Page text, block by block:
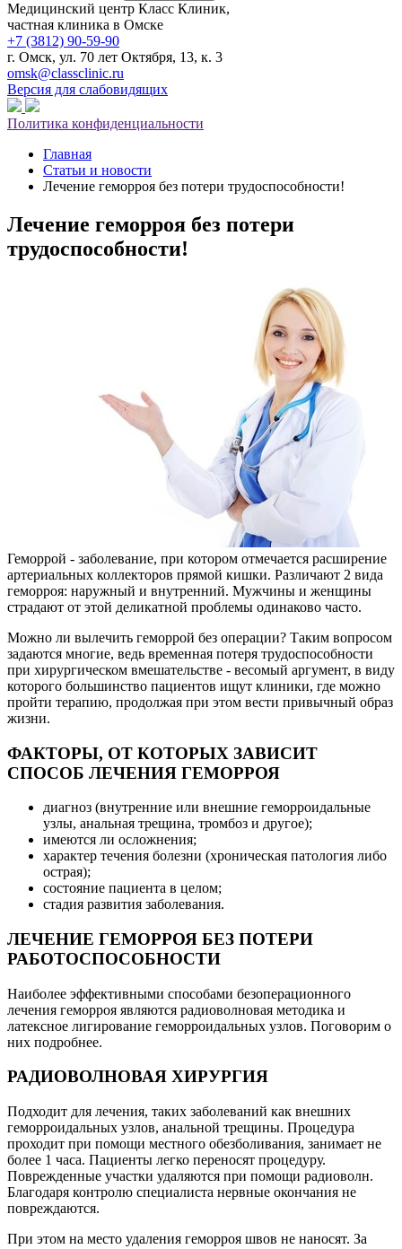
Медицинский центр Класс Клиник,
частная клиника в Омске
+7 (3812) 90-59-90
г. Омск, ул. 70 лет Октября, 13, к. 3
omsk@classclinic.ru
Версия для слабовидящих
Политика конфиденциальности
Главная
Статьи и новости
Лечение геморроя без потери трудоспособности!
Лечение геморроя без потери
трудоспособности!
Геморрой - заболевание, при котором отмечается расширение
артериальных коллекторов прямой кишки. Различают 2 вида
геморроя: наружный и внутренний. Мужчины и женщины
страдают от этой деликатной проблемы одинаково часто.
Можно ли вылечить геморрой без операции? Таким вопросом
задаются многие, ведь временная потеря трудоспособности
при хирургическом вмешательстве - весомый аргумент, в виду
которого большинство пациентов ищут клиники, где можно
пройти терапию, продолжая при этом вести привычный образ
жизни.
ФАКТОРЫ, ОТ КОТОРЫХ ЗАВИСИТ
СПОСОБ ЛЕЧЕНИЯ ГЕМОРРОЯ
диагноз (внутренние или внешние геморроидальные
узлы, анальная трещина, тромбоз и другое);
имеются ли осложнения;
характер течения болезни (хроническая патология либо
острая);
состояние пациента в целом;
стадия развития заболевания.
ЛЕЧЕНИЕ ГЕМОРРОЯ БЕЗ ПОТЕРИ
РАБОТОСПОСОБНОСТИ
Наиболее эффективными способами безоперационного
лечения геморроя являются радиоволновая методика и
латексное лигирование геморроидальных узлов. Поговорим о
них подробнее.
РАДИОВОЛНОВАЯ ХИРУРГИЯ
Подходит для лечения, таких заболеваний как внешних
геморроидальных узлов, анальной трещины. Процедура
проходит при помощи местного обезболивания, занимает не
более 1 часа. Пациенты легко переносят процедуру.
Поврежденные участки удаляются при помощи радиоволн.
Благодаря контролю специалиста нервные окончания не
повреждаются.
При этом на место удаления геморроя швов не наносят. За